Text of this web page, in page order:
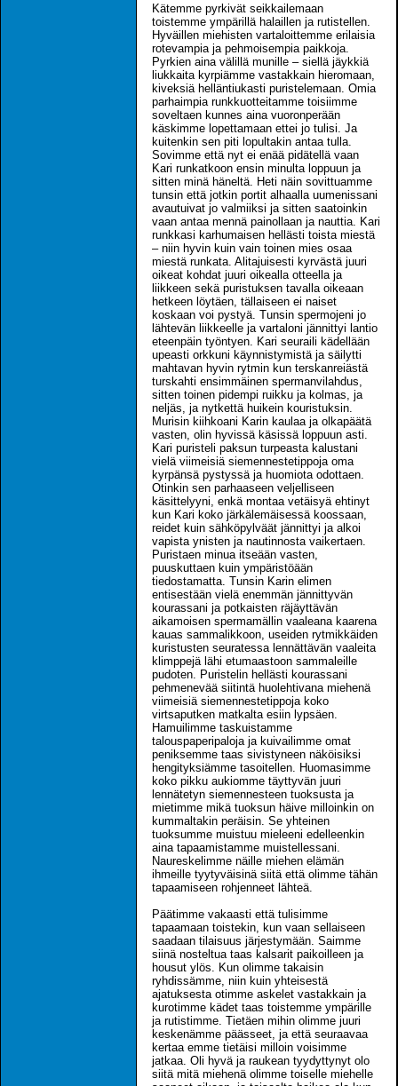
Kätemme pyrkivät seikkailemaan
toistemme ympärillä halaillen ja rutistellen.
Hyväillen miehisten vartaloittemme erilaisia
rotevampia ja pehmoisempia paikkoja.
Pyrkien aina välillä munille – siellä jäykkiä
liukkaita kyrpiämme vastakkain hieromaan,
kiveksiä helläntiukasti puristelemaan. Omia
parhaimpia runkkuotteitamme toisiimme
soveltaen kunnes aina vuoronperään
käskimme lopettamaan ettei jo tulisi. Ja
kuitenkin sen piti lopultakin antaa tulla.
Sovimme että nyt ei enää pidätellä vaan
Kari runkatkoon ensin minulta loppuun ja
sitten minä häneltä. Heti näin sovittuamme
tunsin että jotkin portit alhaalla uumenissani
avautuivat jo valmiiksi ja sitten saatoinkin
vaan antaa mennä painollaan ja nauttia. Kari
runkkasi karhumaisen hellästi toista miestä
– niin hyvin kuin vain toinen mies osaa
miestä runkata. Alitajuisesti kyrvästä juuri
oikeat kohdat juuri oikealla otteella ja
liikkeen sekä puristuksen tavalla oikeaan
hetkeen löytäen, tällaiseen ei naiset
koskaan voi pystyä. Tunsin spermojeni jo
lähtevän liikkeelle ja vartaloni jännittyi lantio
eteenpäin työntyen. Kari seuraili kädellään
upeasti orkkuni käynnistymistä ja säilytti
mahtavan hyvin rytmin kun terskanreiästä
turskahti ensimmäinen spermanvilahdus,
sitten toinen pidempi ruikku ja kolmas, ja
neljäs, ja nytkettä huikein kouristuksin.
Murisin kiihkoani Karin kaulaa ja olkapäätä
vasten, olin hyvissä käsissä loppuun asti.
Kari puristeli paksun turpeasta kalustani
vielä viimeisiä siemennestetippoja oma
kyrpänsä pystyssä ja huomiota odottaen.
Otinkin sen parhaaseen veljelliseen
käsittelyyni, enkä montaa vetäisyä ehtinyt
kun Kari koko järkälemäisessä koossaan,
reidet kuin sähköpylväät jännittyi ja alkoi
vapista ynisten ja nautinnosta vaikertaen.
Puristaen minua itseään vasten,
puuskuttaen kuin ympäristöään
tiedostamatta. Tunsin Karin elimen
entisestään vielä enemmän jännittyvän
kourassani ja potkaisten räjäyttävän
aikamoisen spermamällin vaaleana kaarena
kauas sammalikkoon, useiden rytmikkäiden
kuristusten seuratessa lennättävän vaaleita
klimppejä lähi etumaastoon sammaleille
pudoten. Puristelin hellästi kourassani
pehmenevää siitintä huolehtivana miehenä
viimeisiä siemennestetippoja koko
virtsaputken matkalta esiin lypsäen.
Hamuilimme taskuistamme
talouspaperipaloja ja kuivailimme omat
peniksemme taas sivistyneen näköisiksi
hengityksiämme tasoitellen. Huomasimme
koko pikku aukiomme täyttyvän juuri
lennätetyn siemennesteen tuoksusta ja
mietimme mikä tuoksun häive milloinkin on
kummaltakin peräisin. Se yhteinen
tuoksumme muistuu mieleeni edelleenkin
aina tapaamistamme muistellessani.
Naureskelimme näille miehen elämän
ihmeille tyytyväisinä siitä että olimme tähän
tapaamiseen rohjenneet lähteä.
Päätimme vakaasti että tulisimme
tapaamaan toistekin, kun vaan sellaiseen
saadaan tilaisuus järjestymään. Saimme
siinä nosteltua taas kalsarit paikoilleen ja
housut ylös. Kun olimme takaisin
ryhdissämme, niin kuin yhteisestä
ajatuksesta otimme askelet vastakkain ja
kurotimme kädet taas toistemme ympärille
ja rutistimme. Tietäen mihin olimme juuri
keskenämme päässeet, ja että seuraavaa
kertaa emme tietäisi milloin voisimme
jatkaa. Oli hyvä ja raukean tyydyttynyt olo
siitä mitä miehenä olimme toiselle miehelle